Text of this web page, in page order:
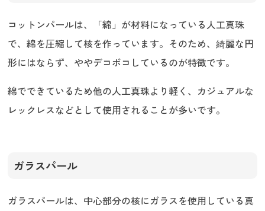
コットンパールは、「綿」が材料になっている人工真珠
で、綿を圧縮して核を作っています。そのため、綺麗な円
形にはならず、ややデコボコしているのが特徴です。
綿でできているため他の人工真珠より軽く、カジュアルな
レックレスなどとして使用されることが多いです。
ガラスパール
ガラスパールは、中心部分の核にガラスを使用している真